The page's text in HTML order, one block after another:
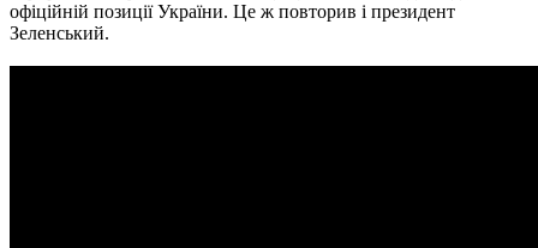
офіційній позиції України. Це ж повторив і президент
Зеленський.